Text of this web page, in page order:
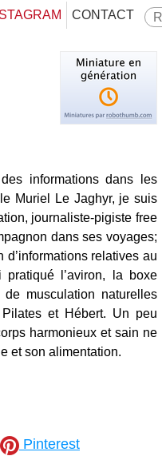
CONTACT
informations dans les
Muriel Le Jaghyr, je suis
journaliste-pigiste free
dans ses voyages;
d’informations relatives au
l’aviron, la boxe
musculation naturelles
et Hébert. Un peu
harmonieux et sain ne
et son alimentation.
Pinterest